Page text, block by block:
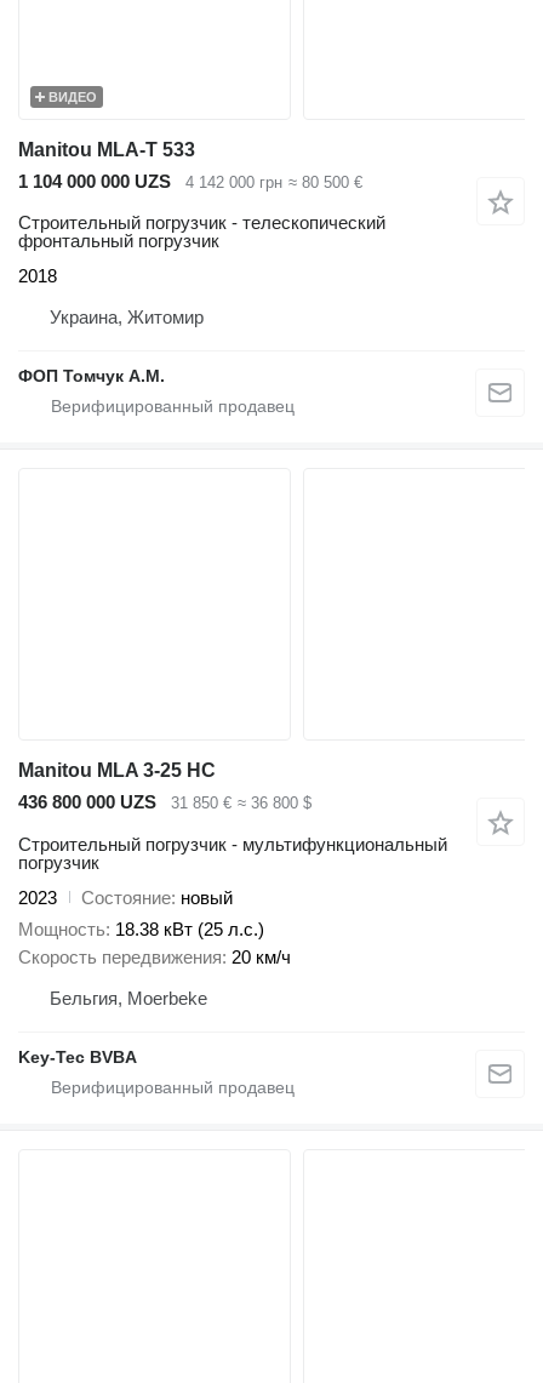
ВИДЕО
Manitou MLA-T 533
1 104 000 000 UZS
4 142 000 грн ≈ 80 500 €
Строительный погрузчик - телескопический
фронтальный погрузчик
2018
Украина, Житомир
ФОП Томчук А.М.
Manitou MLA 3-25 HC
436 800 000 UZS
31 850 € ≈ 36 800 $
Строительный погрузчик - мультифункциональный
погрузчик
2023
Состояние новый
Мощность 18.38 кВт (25 л.с.)
Скорость передвижения 20 км/ч
Бельгия, Moerbeke
Key-Tec BVBA